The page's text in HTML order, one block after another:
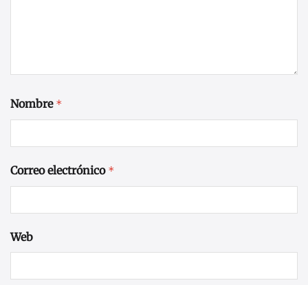
Nombre *
Correo electrónico *
Web